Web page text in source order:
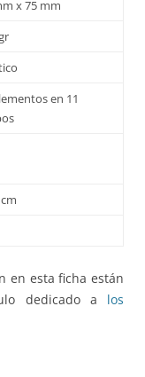
x 75 mm
en 11
en esta ficha están
dedicado a los